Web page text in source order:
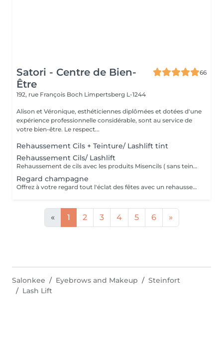
Satori - Centre de Bien-
Être
66
192, rue François Boch Limpertsberg L-1244
Alison et Véronique, esthéticiennes diplômées et dotées d'une
expérience professionnelle considérable, sont au service de
votre bien-être. Le respect...
Rehaussement Cils + Teinture/ Lashlift tint
Rehaussement Cils/ Lashlift
Rehaussement de cils avec les produits Misencils ( sans teinture de cils )
Regard champagne
Offrez à votre regard tout l'éclat des fêtes avec un rehaussement de cils qui ouvre instantanément les yeux et révèle une courbure naturelle, associé à un LPG Endermolift Regard pour lisser, défatiguer et illuminer le contour des yeux, le tout sublimé par des patchs de collagène.
« 1 2 3 4 5 6 »
Salonkee Eyebrows and Makeup
Steinfort
Lash Lift